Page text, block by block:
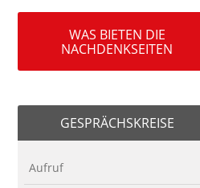
WAS BIETEN DIE
NACHDENKSEITEN
GESPRÄCHSKREISE
Aufruf